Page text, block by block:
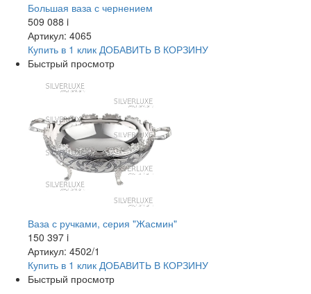
Большая ваза с чернением
509 088 i
Артикул: 4065
Купить в 1 клик ДОБАВИТЬ В КОРЗИНУ
Быстрый просмотр
Ваза с ручками, серия "Жасмин"
150 397 i
Артикул: 4502/1
Купить в 1 клик ДОБАВИТЬ В КОРЗИНУ
Быстрый просмотр